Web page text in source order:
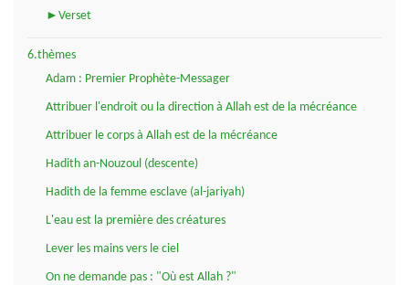
►Verset
6.thèmes
Adam : Premier Prophète-Messager
Attribuer l'endroit ou la direction à Allah est de la mécréance
Attribuer le corps à Allah est de la mécréance
Hadith an-Nouzoul (descente)
Hadith de la femme esclave (al-jariyah)
L'eau est la première des créatures
Lever les mains vers le ciel
On ne demande pas : "Où est Allah ?"